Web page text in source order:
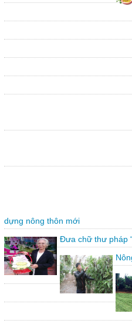
dựng nông thôn mới
Đưa chữ thư pháp